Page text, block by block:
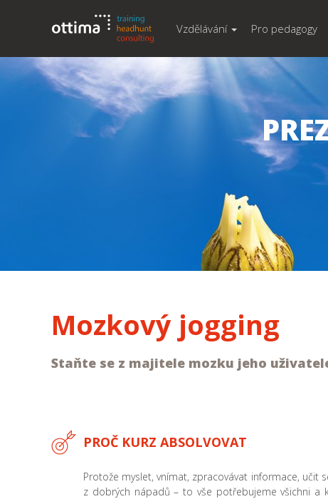
Vzdělávání Pro pedagogy
Mozkový jogging
Staňte se z majitele mozku jeho
PROČ KURZ ABSOLVOVAT
Protože myslet, vnímat, zpracovávat informace, učit
z dobrých nápadů – to vše potřebujeme všichni a